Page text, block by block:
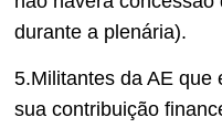
durante a plenária).
5.Militantes da AE que
sua contribuição